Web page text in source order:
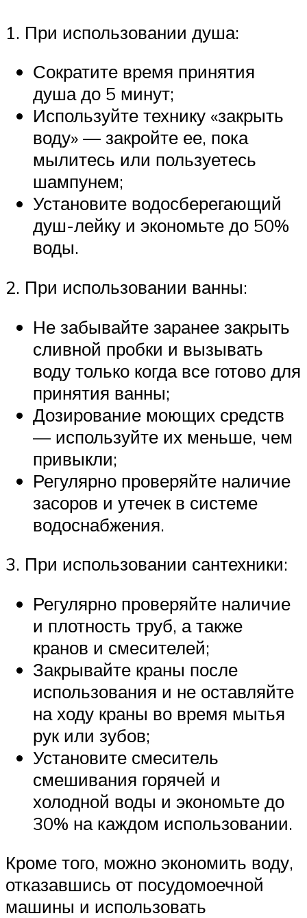
1. При использовании душа:
Сократите время принятия
душа до 5 минут;
Используйте технику «закрыть
воду» — закройте ее, пока
мылитесь или пользуетесь
шампунем;
Установите водосберегающий
душ-лейку и экономьте до 50%
воды.
2. При использовании ванны:
Не забывайте заранее закрыть
сливной пробки и вызывать
воду только когда все готово для
принятия ванны;
Дозирование моющих средств
— используйте их меньше, чем
привыкли;
Регулярно проверяйте наличие
засоров и утечек в системе
водоснабжения.
3. При использовании сантехники:
Регулярно проверяйте наличие
и плотность труб, а также
кранов и смесителей;
Закрывайте краны после
использования и не оставляйте
на ходу краны во время мытья
рук или зубов;
Установите смеситель
смешивания горячей и
холодной воды и экономьте до
30% на каждом использовании.
Кроме того, можно экономить воду,
отказавшись от посудомоечной
машины и использовать